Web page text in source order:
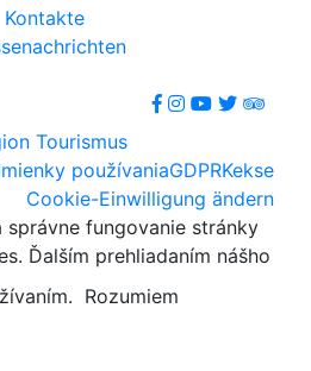
Kontakte
Tourismus
používaniaGDPRKekse
Cookie-Einwilligung ändern
správne fungovanie stránky
Ďalším prehliadaním nášho
Rozumiem